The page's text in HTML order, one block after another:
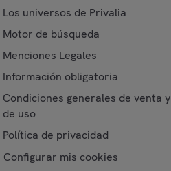
Los universos de Privalia
Motor de búsqueda
Menciones Legales
Información obligatoria
Condiciones generales de venta y
de uso
Política de privacidad
Configurar mis cookies